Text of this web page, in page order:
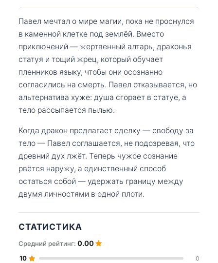
Павел мечтал о мире магии, пока не проснулся
в каменной клетке под землёй. Вместо
приключений — жертвенный алтарь, драконья
статуя и тощий жрец, который обучает
пленников языку, чтобы они осознанно
согласились на смерть. Павел отказывается, но
альтернатива хуже: душа сгорает в статуе, а
тело рассыпается пылью.
Когда дракон предлагает сделку — свободу за
тело — Павел соглашается, не подозревая, что
древний дух лжёт. Теперь чужое сознание
рвётся наружу, а единственный способ
остаться собой — удержать границу между
двумя личностями в одной плоти.
СТАТИСТИКА
Средний рейтинг: 0.00
10 0